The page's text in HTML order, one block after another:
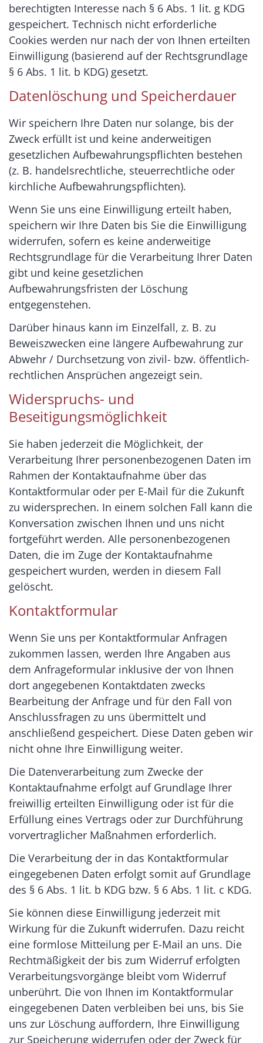
berechtigten Interesse nach § 6 Abs. 1 lit. g KDG
gespeichert. Technisch nicht erforderliche
Cookies werden nur nach der von Ihnen erteilten
Einwilligung (basierend auf der Rechtsgrundlage
§ 6 Abs. 1 lit. b KDG) gesetzt.
Datenlöschung und Speicherdauer
Wir speichern Ihre Daten nur solange, bis der
Zweck erfüllt ist und keine anderweitigen
gesetzlichen Aufbewahrungspflichten bestehen
(z. B. handelsrechtliche, steuerrechtliche oder
kirchliche Aufbewahrungspflichten).
Wenn Sie uns eine Einwilligung erteilt haben,
speichern wir Ihre Daten bis Sie die Einwilligung
widerrufen, sofern es keine anderweitige
Rechtsgrundlage für die Verarbeitung Ihrer Daten
gibt und keine gesetzlichen
Aufbewahrungsfristen der Löschung
entgegenstehen.
Darüber hinaus kann im Einzelfall, z. B. zu
Beweiszwecken eine längere Aufbewahrung zur
Abwehr / Durchsetzung von zivil- bzw. öffentlich-
rechtlichen Ansprüchen angezeigt sein.
Widerspruchs- und
Beseitigungsmöglichkeit
Sie haben jederzeit die Möglichkeit, der
Verarbeitung Ihrer personenbezogenen Daten im
Rahmen der Kontaktaufnahme über das
Kontaktformular oder per E-Mail für die Zukunft
zu widersprechen. In einem solchen Fall kann die
Konversation zwischen Ihnen und uns nicht
fortgeführt werden. Alle personenbezogenen
Daten, die im Zuge der Kontaktaufnahme
gespeichert wurden, werden in diesem Fall
gelöscht.
Kontaktformular
Wenn Sie uns per Kontaktformular Anfragen
zukommen lassen, werden Ihre Angaben aus
dem Anfrageformular inklusive der von Ihnen
dort angegebenen Kontaktdaten zwecks
Bearbeitung der Anfrage und für den Fall von
Anschlussfragen zu uns übermittelt und
anschließend gespeichert. Diese Daten geben wir
nicht ohne Ihre Einwilligung weiter.
Die Datenverarbeitung zum Zwecke der
Kontaktaufnahme erfolgt auf Grundlage Ihrer
freiwillig erteilten Einwilligung oder ist für die
Erfüllung eines Vertrags oder zur Durchführung
vorvertraglicher Maßnahmen erforderlich.
Die Verarbeitung der in das Kontaktformular
eingegebenen Daten erfolgt somit auf Grundlage
des § 6 Abs. 1 lit. b KDG bzw. § 6 Abs. 1 lit. c KDG.
Sie können diese Einwilligung jederzeit mit
Wirkung für die Zukunft widerrufen. Dazu reicht
eine formlose Mitteilung per E-Mail an uns. Die
Rechtmäßigkeit der bis zum Widerruf erfolgten
Verarbeitungsvorgänge bleibt vom Widerruf
unberührt. Die von Ihnen im Kontaktformular
eingegebenen Daten verbleiben bei uns, bis Sie
uns zur Löschung auffordern, Ihre Einwilligung
zur Speicherung widerrufen oder der Zweck für